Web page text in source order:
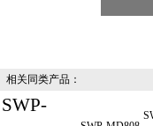
相关同类产品：
SWP-